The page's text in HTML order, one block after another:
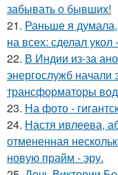
забывать о бывших!
21. Раньше я думала,
на всех: сделал
22. В Индии из-за
энергослужб начали
трансформаторы
23. На фото -
24. Настя ивлеева,
отмененная
новую прайм - эру.